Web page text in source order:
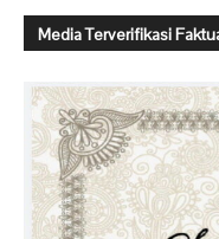
Media Terverifikasi